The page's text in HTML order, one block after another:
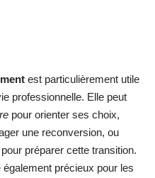
est particulièrement utile
professionnelle. Elle peut
pour orienter ses choix,
une reconversion, ou
pour préparer cette transition.
précieux pour les